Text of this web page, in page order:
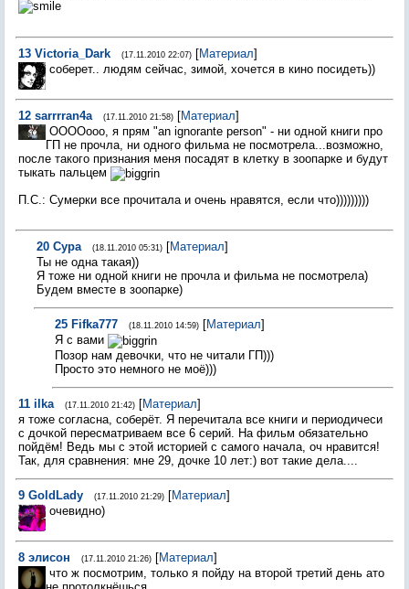
13 Victoria_Dark (17.11.2010 22:07) [Материал]
соберет.. людям сейчас, зимой, хочется в кино посидеть))
12 sarrrran4a (17.11.2010 21:58) [Материал]
ООООооо, я прям "an ignorante person" - ни одной книги про
ГП не прочла, ни одного фильма не посмотрела...возможно,
после такого признания меня посадят в клетку в зоопарке и будут
тыкать пальцем
П.С.: Сумерки все прочитала и очень нравятся, если что)))))))))
20 Cypa (18.11.2010 05:31) [Материал]
Ты не одна такая))
Я тоже ни одной книги не прочла и фильма не посмотрела)
Будем вместе в зоопарке)
25 Fifka777 (18.11.2010 14:59) [Материал]
Я с вами
Позор нам девочки, что не читали ГП)))
Просто это немного не моё)))
11 ilka (17.11.2010 21:42) [Материал]
я тоже согласна, соберёт. Я перечитала все книги и периодичеси
с дочкой пересматриваем все 6 серий. На фильм обязательно
пойдём! Ведь мы с этой историей с самого начала, оч нравится!
Так, для сравнения: мне 29, дочке 10 лет:) вот такие дела....
9 GoldLady (17.11.2010 21:29) [Материал]
очевидно)
8 элисон (17.11.2010 21:26) [Материал]
что ж посмотрим, только я пойду на второй третий день ато